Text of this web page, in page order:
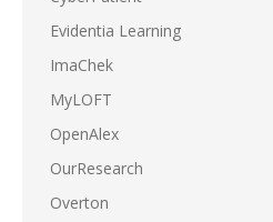
Evidentia Learning
ImaChek
MyLOFT
OpenAlex
OurResearch
Overton